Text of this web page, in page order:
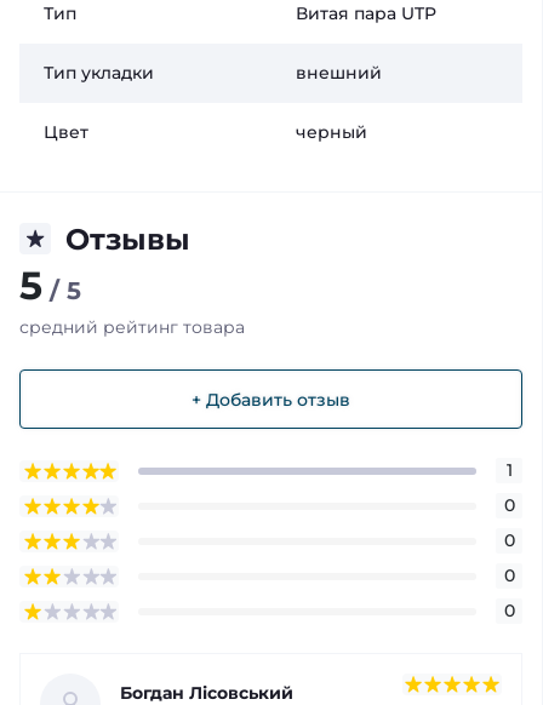
Тип Витая пара UTP
Тип укладки внешний
Цвет черный
Отзывы
5 / 5
средний рейтинг товара
+ Добавить отзыв
1
0
0
0
0
Богдан Лісовський